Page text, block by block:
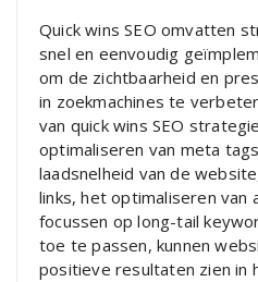
Quick wins SEO omvatten
snel en eenvoudig
om de zichtbaarheid en
in zoekmachines te
van quick wins SEO
optimaliseren van meta
laadsnelheid van de
links, het optimaliseren van
focussen op long-tail
toe te passen, kunnen
positieve resultaten zien in